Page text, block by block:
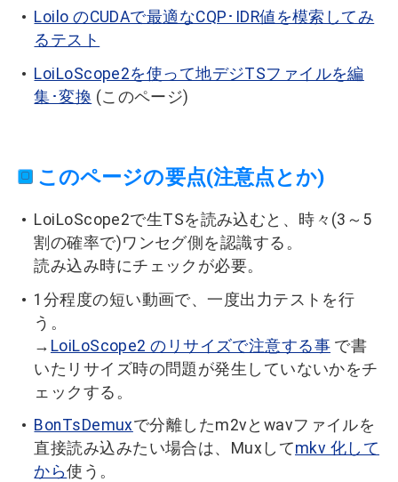
Loilo のCUDAで最適なCQP･IDR値を模索してみ
るテスト
LoiLoScope2を使って地デジTSファイルを編
集･変換 (このページ)
このページの要点(注意点とか)
LoiLoScope2で生TSを読み込むと、時々(3～5
割の確率で)ワンセグ側を認識する。
読み込み時にチェックが必要。
1分程度の短い動画で、一度出力テストを行
う。
→ LoiLoScope2 のリサイズで注意する事 で書
いたリサイズ時の問題が発生していないかをチ
ェックする。
BonTsDemuxで分離したm2vとwavファイルを
直接読み込みたい場合は、Muxしてmkv 化して
から使う。